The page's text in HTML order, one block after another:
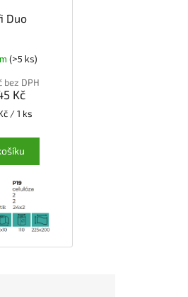
Duo
(>5 ks)
bez DPH
Kč
/ 1 ks